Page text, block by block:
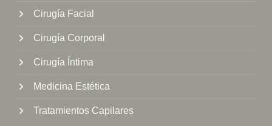
Cirugía Facial
Cirugía Corporal
Cirugía Íntima
Medicina Estética
Tratamientos Capilares